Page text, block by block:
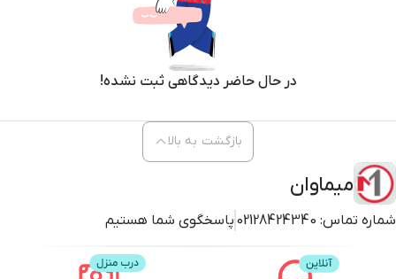
در حال حاضر دیدگاهی ثبت نشده!
میماوان
شماره تماس: 02128424340 پاسخگوی شما هستیم
بازگشت به بالا